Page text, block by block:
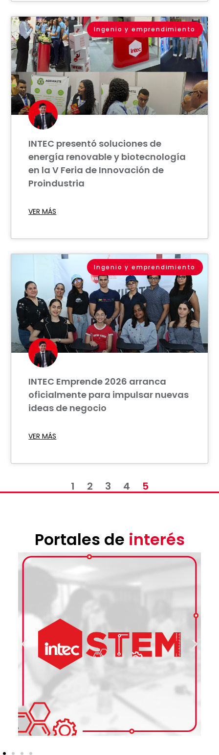
Ingenio y emprendimiento
INTEC presentó soluciones de
energía renovable y biotecnología
en la V Feria de Innovación de
Proindustria
VER MÁS
Ingenio y emprendimiento
INTEC Emprende 2026 arranca
oficialmente para impulsar nuevas
ideas de negocio
VER MÁS
1 2 3 4 5
Portales de interés